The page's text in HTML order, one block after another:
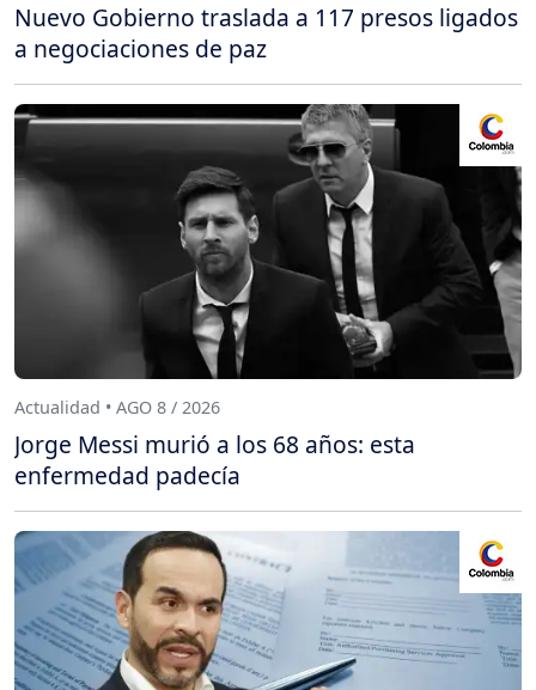
Nuevo Gobierno traslada a 117 presos ligados
a negociaciones de paz
Actualidad • AGO 8 / 2026
Jorge Messi murió a los 68 años: esta
enfermedad padecía